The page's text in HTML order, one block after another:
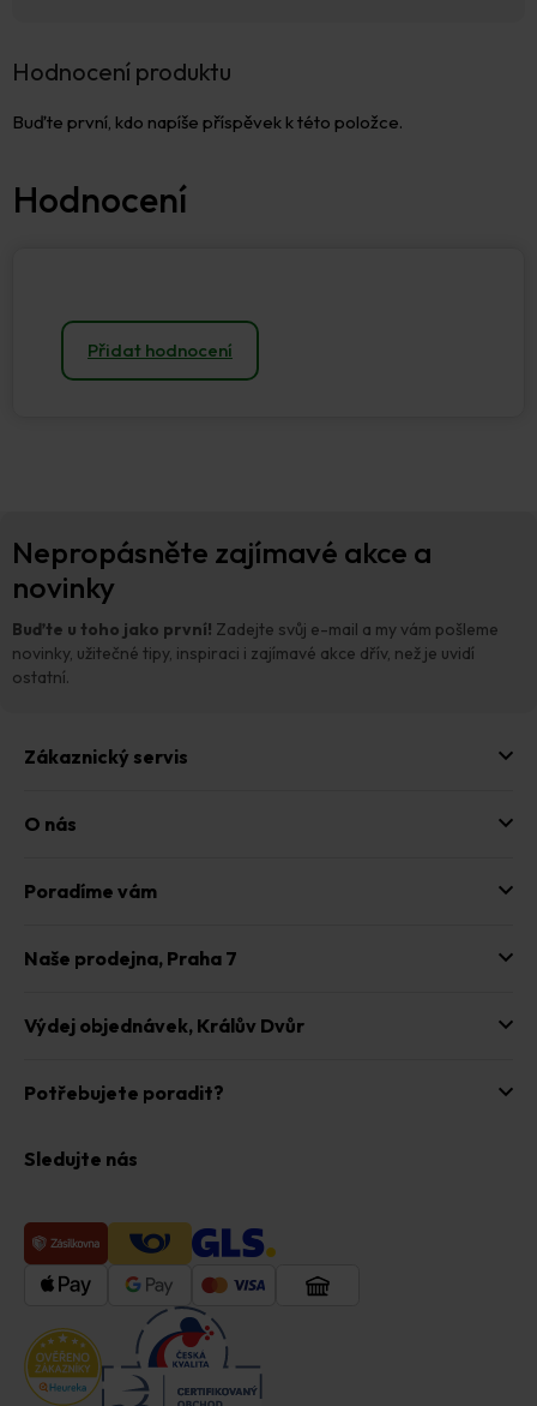
Hodnocení produktu
Buďte první, kdo napíše příspěvek k této položce.
Přidat hodnocení
Nepropásněte zajímavé akce a
novinky
Buďte u toho jako první! Zadejte svůj e-mail a my vám pošleme
novinky, užitečné tipy, inspiraci i zajímavé akce dřív, než je uvidí
ostatní.
Zákaznický servis
O nás
Poradíme vám
Naše prodejna, Praha 7
Výdej objednávek, Králův Dvůr
Potřebujete poradit?
Sledujte nás